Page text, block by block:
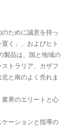
ために誠意を持っ
く」、およびヒト
製品は、国と地域の
トラリア、カザフ
と南のよく売れま
界のエリートと心
ーションと指導の